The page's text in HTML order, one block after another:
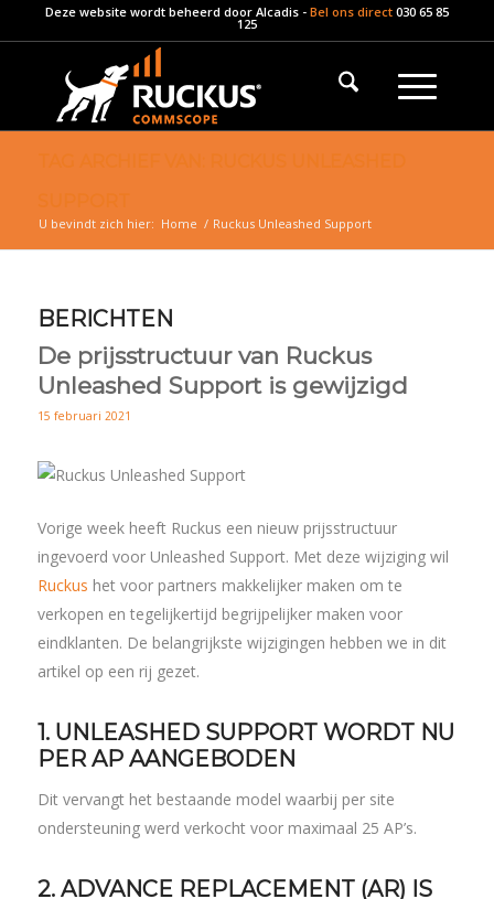
Deze website wordt beheerd door Alcadis- Bel ons direct 030 65 85
125
U bevindt zich hier: Home / Ruckus Unleashed Support
BERICHTEN
De prijsstructuur van Ruckus
Unleashed Support is gewijzigd
15 februari 2021
Vorige week heeft Ruckus een nieuw prijsstructuur
ingevoerd voor Unleashed Support. Met deze wijziging wil
Ruckus het voor partners makkelijker maken om te
verkopen en tegelijkertijd begrijpelijker maken voor
eindklanten. De belangrijkste wijzigingen hebben we in dit
artikel op een rij gezet.
1. UNLEASHED SUPPORT WORDT NU
PER AP AANGEBODEN
Dit vervangt het bestaande model waarbij per site
ondersteuning werd verkocht voor maximaal 25 AP’s.
2. ADVANCE REPLACEMENT (AR) IS